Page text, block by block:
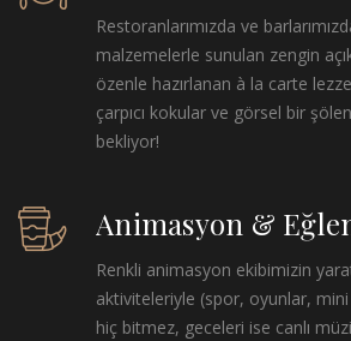
Restoranlarımızda ve
malzemelerle sunulan zengin
özenle hazırlanan à la carte
çarpıcı kokular ve görsel bir
bekliyor!
Animasyon &
Renkli animasyon ekibimizin
aktiviteleriyle (spor, oyunlar,
hiç bitmez, geceleri ise canlı